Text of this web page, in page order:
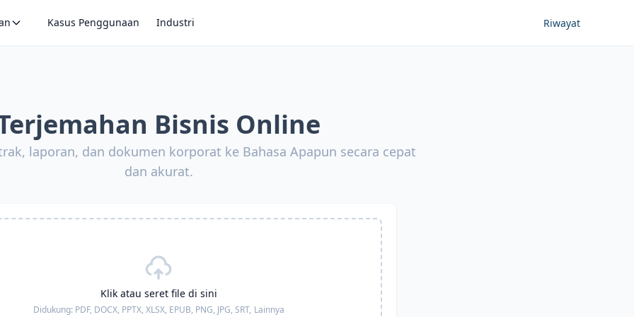
Kasus Penggunaan Industri Riwayat
Bisnis Online
laporan, dan dokumen korporat ke Bahasa Apapun secara cepat
dan akurat.
Klik atau seret file di sini
Didukung: PDF, DOCX, PPTX, XLSX, EPUB, PNG, JPG, SRT, Lainnya